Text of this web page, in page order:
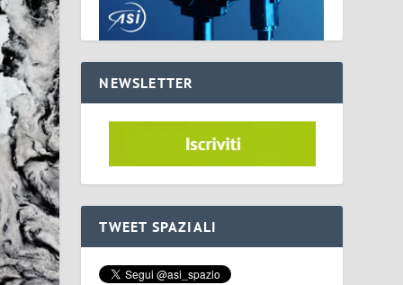
NEWSLETTER
TWEET SPAZIALI